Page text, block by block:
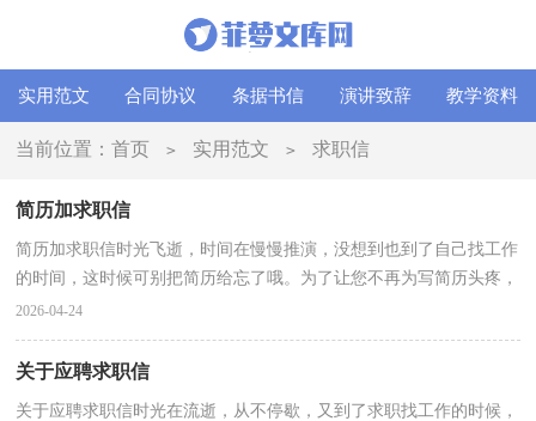
实用范文 合同协议 条据书信 演讲致辞 教学资料
当前位置：首页 > 实用范文 > 求职信
简历加求职信
简历加求职信时光飞逝，时间在慢慢推演，没想到也到了自己找工作
的时间，这时候可别把简历给忘了哦。为了让您不再为写简历头疼，
下面是小编整理的简历加求职信，仅供参考，希望能够帮助...
2026-04-24
关于应聘求职信
关于应聘求职信时光在流逝，从不停歇，又到了求职找工作的时候，